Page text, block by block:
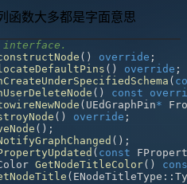
函数大多都是字面意思
interface.
( ) override ;
( ) override ;
(
( ) const
( UEdGraphPin*
( ) override ;
( ) ;
( ) ;
( const
GetNodeTitleColor( )
( ENodeTitleType ::